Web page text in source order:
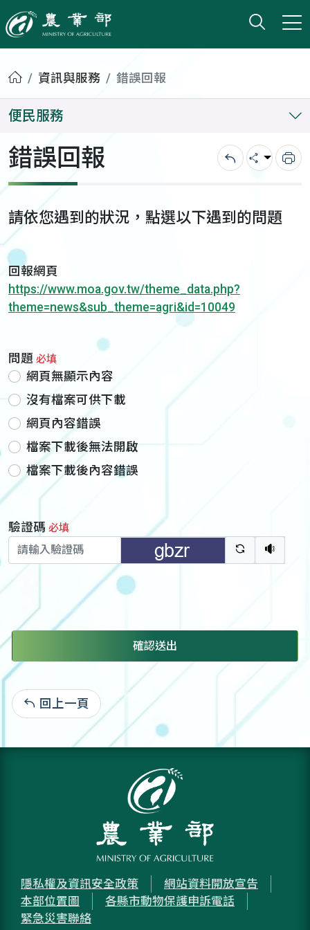
農業部
打開
小版
首頁資訊與服務 錯誤回報
便民服務
錯誤回報 回上一頁
分享 列
請依您遇到的狀況，點選以下遇到的問題
回報網頁
https://www.moa.gov.tw/theme_data.php?
theme=news&sub_theme=agri&id=10049
問題 必填
網頁無顯示內容
沒有檔案可供下載
網頁內容錯誤
檔案下載後無法開啟
檔案下載後內容錯誤
驗證碼 必填
驗證碼重新
聽語
確認送出
回上一頁
隱私權及資訊安全政策
網站資料開放宣告
本部位置圖
各縣市動物保護申訴電話
緊急災害聯絡